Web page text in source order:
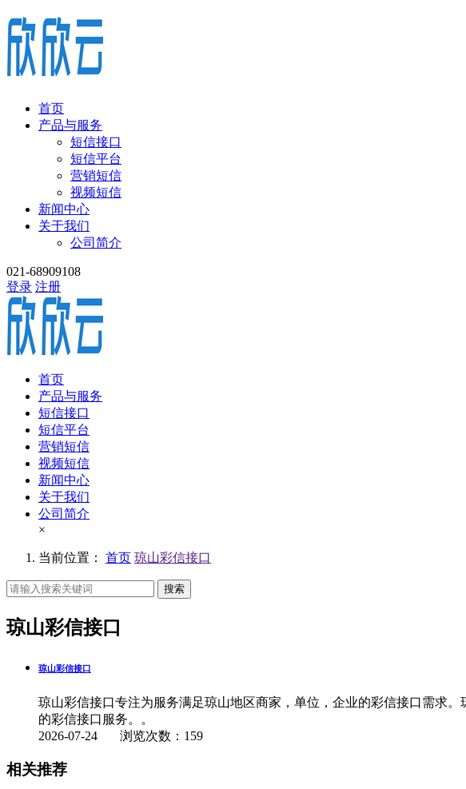
首页
产品与服务
短信接口
短信平台
营销短信
视频短信
新闻中心
关于我们
公司简介
021-68909108
登录 注册
首页
产品与服务
短信接口
短信平台
营销短信
视频短信
新闻中心
关于我们
公司简介
×
当前位置： 首页 琼山彩信接口
搜索
琼山彩信接口
琼山彩信接口
琼山彩信接口专注为服务满足琼山地区商家，单位，企业的彩信接口需求
的彩信接口服务。。
2026-07-24 浏览次数：159
相关推荐